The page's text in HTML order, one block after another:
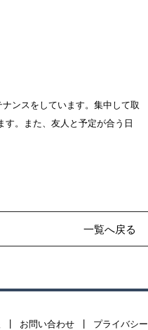
ンスをしています。集中して取
す。また、友人と予定が合う日
一覧へ戻る
お問い合わせ プライバシー